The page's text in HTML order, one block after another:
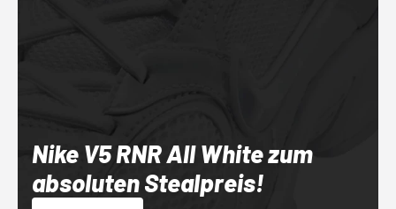
Nike V5 RNR All White zum
absoluten Stealpreis!